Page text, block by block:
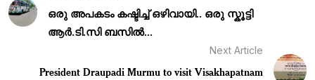
ഒരു അപകടം കഷ്ടിച്ച് ഒഴിവായി.. ഒരു സ്കൂട്ടി
ആർ.ടി.സി ബസിൽ...
Next Article
President Draupadi Murmu to visit Visakhapatnam